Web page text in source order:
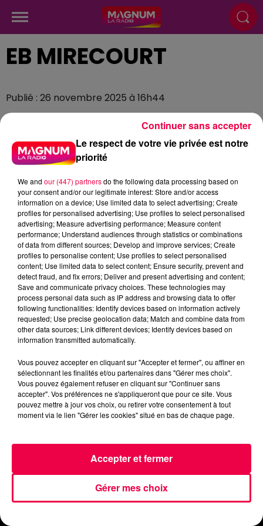
EB MIRECOURT
Publié : 26 novembre 2025 à 16h44
EBM
Crédit :EBM
ACCUEIL INFOS
EMISSIONS
AGENDA
JEUX
PODCASTS
NOUS CONTACTER
Le respect de votre vie privée est notre
priorité
We and our (447) partnersdo the following data processing based on
your consent and/or our legitimate interest: Store and/or access
information on a device; Use limited data to select advertising; Create
profiles for personalised advertising; Use profiles to select personalised
advertising; Measure advertising performance; Measure content
performance; Understand audiences through statistics or combinations
of data from different sources; Develop and improve services; Create
profiles to personalise content; Use profiles to select personalised
content; Use limited data to select content; Ensure security, prevent and
detect fraud, and fix errors; Deliver and present advertising and content;
Save and communicate privacy choices. These technologies may
process personal data such as IP address and browsing data to offer
following functionalities: Identify devices based on information actively
requested; Use precise geolocation data; Match and combine data from
other data sources; Link different devices; Identify devices based on
information transmitted automatically.
Vous pouvez accepter en cliquant sur "Accepter et fermer", ou affiner en
sélectionnant les finalités et/ou partenaires dans "Gérer mes choix".
Vous pouvez également refuser en cliquant sur "Continuer sans
accepter". Vos préférences ne s'appliqueront que pour ce site. Vous
pouvez mettre à jour vos choix, ou retirer votre consentement à tout
moment via le lien "Gérer les cookies" situé en bas de chaque page.
Gérer mes choix
Accepter et fermer
Continuer sans accepter